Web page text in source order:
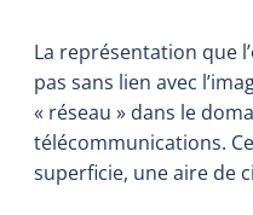
La représentation que
pas sans lien avec
« réseau » dans le
télécommunications.
superficie, une aire de